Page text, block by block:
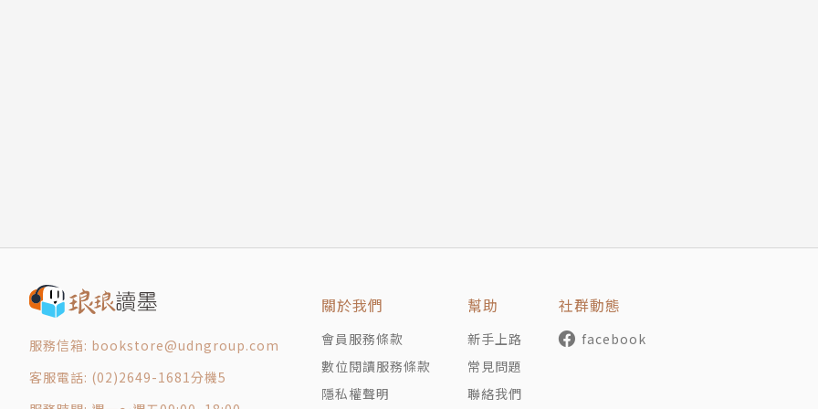
服務信箱: bookstore@udngroup.com
客服電話: (02)2649-1681分機5
關於我們
會員服務條款
數位閱讀服務條款
隱私權聲明
幫助
新手上路
常見問題
聯絡我們
社群動態
facebook